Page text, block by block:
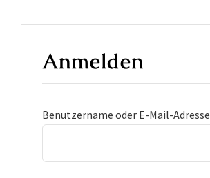
Anmelden
Benutzername oder E-Mail-Adresse